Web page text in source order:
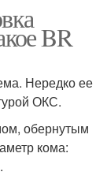
BR
Нередко ее
ОКС.
обернутым
кома: